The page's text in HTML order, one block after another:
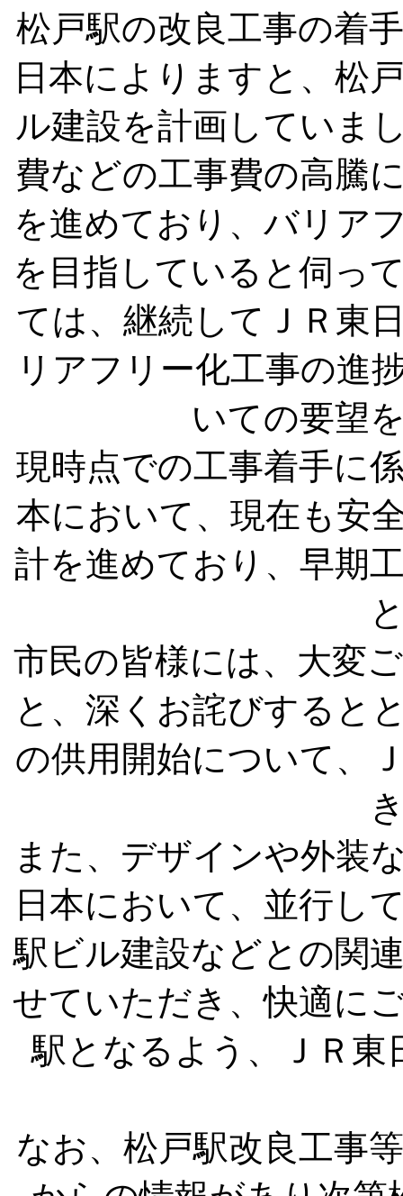
松戸駅の改良工事の着
日本によりますと、松
ル建設を計画していま
費などの工事費の高騰
を進めており、バリア
を目指していると伺っ
ては、継続してＪＲ東
リアフリー化工事の進
いての要望
現時点での工事着手に
本において、現在も安
計を進めており、早期
市民の皆様には、大変
と、深くお詫びすると
の供用開始について、
また、デザインや外装
日本において、並行し
駅ビル建設などとの関
せていただき、快適に
駅となるよう、ＪＲ
なお、松戸駅改良工事